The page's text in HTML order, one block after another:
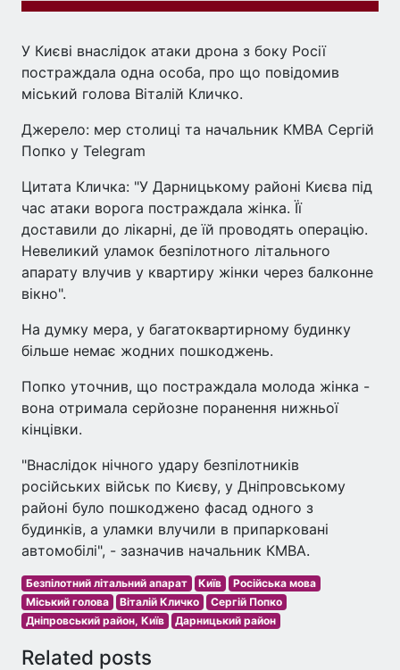
У Києві внаслідок атаки дрона з боку Росії
постраждала одна особа, про що повідомив
міський голова Віталій Кличко.
Джерело: мер столиці та начальник КМВА Сергій
Попко у Telegram
Цитата Кличка: "У Дарницькому районі Києва під
час атаки ворога постраждала жінка. Її
доставили до лікарні, де їй проводять операцію.
Невеликий уламок безпілотного літального
апарату влучив у квартиру жінки через балконне
вікно".
На думку мера, у багатоквартирному будинку
більше немає жодних пошкоджень.
Попко уточнив, що постраждала молода жінка -
вона отримала серйозне поранення нижньої
кінцівки.
"Внаслідок нічного удару безпілотників
російських військ по Києву, у Дніпровському
районі було пошкоджено фасад одного з
будинків, а уламки влучили в припарковані
автомобілі", - зазначив начальник КМВА.
Безпілотний літальний апарат Київ
Російська мова
Міський голова
Віталій Кличко
Сергій Попко
Дніпровський район, Київ
Дарницький район
Related posts